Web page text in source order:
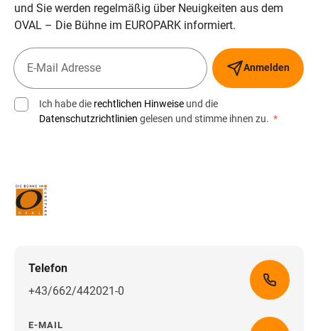
und Sie werden regelmäßig über Neuigkeiten aus dem
OVAL – Die Bühne im EUROPARK informiert.
Anmelden
Ich habe die rechtlichen Hinweise und die
Datenschutzrichtlinien gelesen und stimme ihnen zu. *
Telefon
+43/662/442021-0
E-MAIL